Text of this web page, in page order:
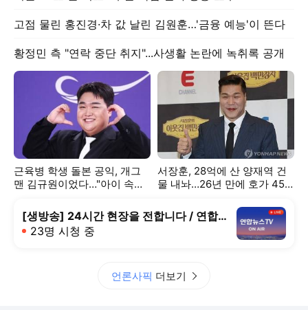
고점 물린 홍진경·차 값 날린 김원훈…'금융 예능'이 뜬다
황정민 측 "연락 중단 취지"...사생활 논란에 녹취록 공개
근육병 학생 돌본 공익, 개그
맨 김규원이었다…"아이 속옷
서장훈, 28억에 산 양재역 건
물 내놔…26년 만에 호가 450
[생방송] 24시간 현장을 전합니다 / 연합뉴스TV (YonhapnewsTV)
23명 시청 중
언론사픽 더보기